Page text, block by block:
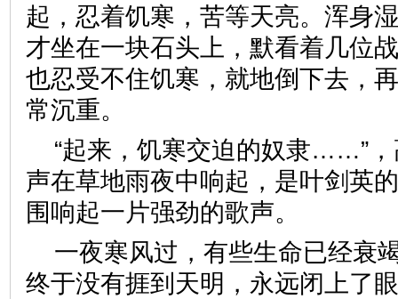
起，忍着饥寒，苦等天亮。浑身
才坐在一块石头上，默看着几位
也忍受不住饥寒，就地倒下去，
常沉重。
“起来，饥寒交迫的奴隶……”
声在草地雨夜中响起，是叶剑英
围响起一片强劲的歌声。
一夜寒风过，有些生命已经衰
终于没有捱到天明，永远闭上了